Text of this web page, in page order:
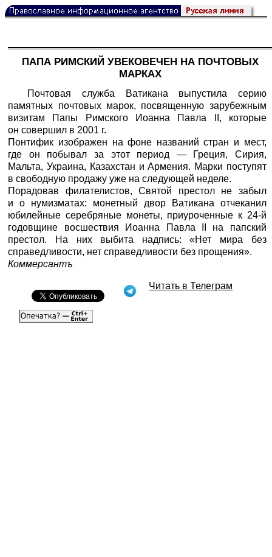
ПАПА РИМСКИЙ УВЕКОВЕЧЕН НА ПОЧТОВЫХ
МАРКАХ
Почтовая служба Ватикана выпустила серию
памятных почтовых марок, посвященную зарубежным
визитам Папы Римского Иоанна Павла II, которые
он совершил в 2001 г.
Понтифик изображен на фоне названий стран и мест,
где он побывал за этот период — Греция, Сирия,
Мальта, Украина, Казахстан и Армения. Марки поступят
в свободную продажу уже на следующей неделе.
Порадовав филателистов, Святой престол не забыл
и о нумизматах: монетный двор Ватикана отчеканил
юбилейные серебряные монеты, приуроченные к 24-й
годовщине восшествия Иоанна Павла II на папский
престол. На них выбита надпись: «Нет мира без
справедливости, нет справедливости без прощения».
Коммерсантъ
Читать в Телеграм